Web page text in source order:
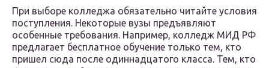
При выборе колледжа обязательно читайте условия
поступления. Некоторые вузы предъявляют
особенные требования. Например, колледж МИД РФ
предлагает бесплатное обучение только тем, кто
пришел сюда после одиннадцатого класса. Тем, кто